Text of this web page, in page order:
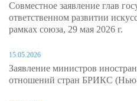
Совместное заявление глав
ответственном развитии
рамках союза, 29 мая 2026 г.
15.05.2026
Заявление министров
отношений стран БРИКС